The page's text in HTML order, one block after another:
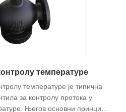
температуре
температуре је типична
за контролу протока у
Његов основни принцип